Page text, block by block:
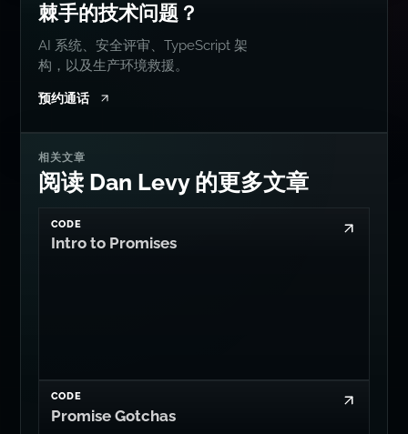
棘手的技术问题？
AI 系统、安全评审、TypeScript 架
构，以及生产环境救援。
预约通话
相关文章
阅读 Dan Levy 的更多文章
CODE
Intro to Promises
CODE
Promise Gotchas